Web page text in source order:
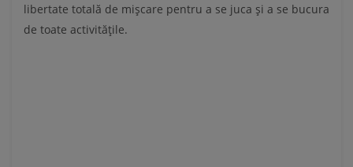
libertate totală de mișcare pentru a se juca și a se bucura
de toate activitățile.